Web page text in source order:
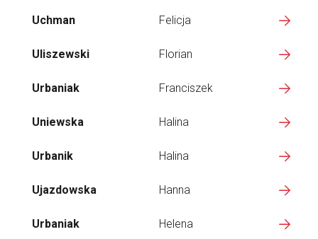
Uchman Felicja
Uliszewski Florian
Urbaniak Franciszek
Uniewska Halina
Urbanik Halina
Ujazdowska Hanna
Urbaniak Helena